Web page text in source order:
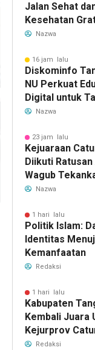
Jalan Sehat
Kesehatan
Bersama
Nazwa
16 jam lalu
Diskominfo
NU Perkuat
Digital untuk
Penyebaran
Nazwa
23 jam lalu
Kejuaraan
Diikuti
Wagub
Pembinaan Dini
Nazwa
1 hari lalu
Politik Islam:
Identitas
Kemanfaatan
Redaksi
1 hari lalu
Kabupaten
Kembali Juara
Kejurprov
2026, Raih 24
Redaksi